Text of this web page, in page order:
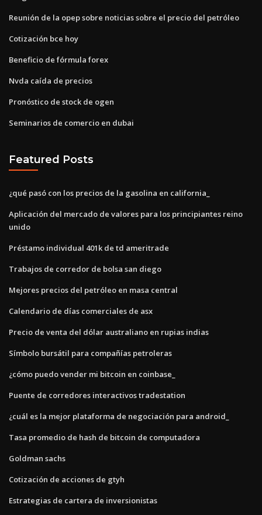
Reunión de la opep sobre noticias sobre el precio del petróleo
Cotización bce hoy
Beneficio de fórmula forex
Nvda caída de precios
Pronóstico de stock de ogen
Seminarios de comercio en dubai
Featured Posts
¿qué pasó con los precios de la gasolina en california_
Aplicación del mercado de valores para los principiantes reino
unido
Préstamo individual 401k de td ameritrade
Trabajos de corredor de bolsa san diego
Mejores precios del petróleo en masa central
Calendario de días comerciales de asx
Precio de venta del dólar australiano en rupias indias
Símbolo bursátil para compañías petroleras
¿cómo puedo vender mi bitcoin en coinbase_
Puente de corredores interactivos tradestation
¿cuál es la mejor plataforma de negociación para android_
Tasa promedio de hash de bitcoin de computadora
Goldman sachs
Cotización de acciones de gtyh
Estrategias de cartera de inversionistas